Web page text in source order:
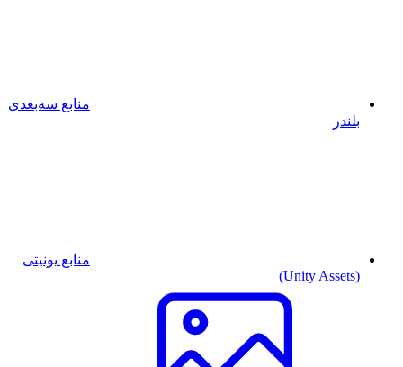
منابع سه‌بعدی
بلندر
منابع یونیتی
(Unity Assets)